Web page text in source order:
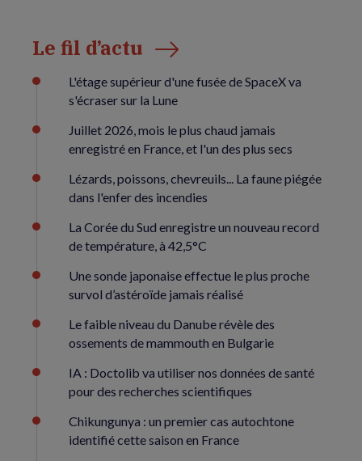
Le fil d’actu
L'étage supérieur d'une fusée de SpaceX va
s'écraser sur la Lune
Juillet 2026, mois le plus chaud jamais
enregistré en France, et l'un des plus secs
Lézards, poissons, chevreuils... La faune piégée
dans l'enfer des incendies
La Corée du Sud enregistre un nouveau record
de température, à 42,5°C
Une sonde japonaise effectue le plus proche
survol d’astéroïde jamais réalisé
Le faible niveau du Danube révèle des
ossements de mammouth en Bulgarie
IA : Doctolib va utiliser nos données de santé
pour des recherches scientifiques
Chikungunya : un premier cas autochtone
identifié cette saison en France